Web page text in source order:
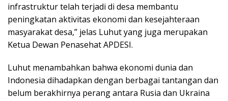
infrastruktur telah terjadi di desa membantu
peningkatan aktivitas ekonomi dan kesejahteraan
masyarakat desa,” jelas Luhut yang juga merupakan
Ketua Dewan Penasehat APDESI.
Luhut menambahkan bahwa ekonomi dunia dan
Indonesia dihadapkan dengan berbagai tantangan dan
belum berakhirnya perang antara Rusia dan Ukraina